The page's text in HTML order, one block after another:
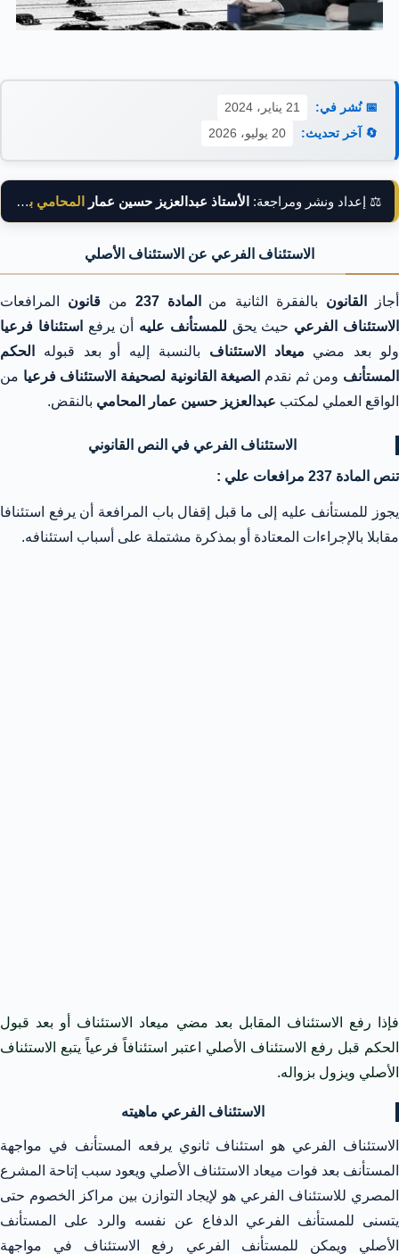
📅 نُشر في:
21 يناير، 2024
🔄 آخر تحديث:
20 يوليو، 2026
⚖️ إعداد ونشر ومراجعة: الأستاذ عبدالعزيز حسين عمار المحامي بالنقض
الاستئناف الفرعي عن الاستئناف الأصلي
أجاز القانون بالفقرة الثانية من المادة 237 منقانون المرافعات
الاستئناف الفرعي حيث يحق للمستأنف عليه أن يرفع
استئنافا فرعيا
ولو بعد مضي ميعاد الاستئناف بالنسبة إليه أو بعد قبوله
الحكم
المستأنف ومن ثم نقدم الصيغة القانونية لصحيفة الاستئناف فرعيا من
الواقع العملي لمكتب عبدالعزيز حسين عمار المحامي بالنقض.
الاستئناف الفرعي في النص القانوني
تنص المادة 237 مرافعات علي :
يجوز للمستأنف عليه إلى ما قبل إقفال باب المرافعة أن يرفع استئنافا
مقابلا بالإجراءات المعتادة أو بمذكرة مشتملة على أسباب استئنافه.
فإذا رفع الاستئناف المقابل بعد مضي ميعاد الاستئناف أو بعد قبول
الحكم قبل رفع الاستئناف الأصلي اعتبر استئنافاً فرعياً يتبع الاستئناف
الأصلي ويزول بزواله.
الاستئناف الفرعي ماهيته
الاستئناف الفرعي هو استئناف ثانوي يرفعه المستأنف في مواجهة
المستأنف بعد فوات ميعاد الاستئناف الأصلي ويعود سبب إتاحة المشرع
المصري للاستئناف الفرعي هو لإيجاد التوازن بين مراكز الخصوم حتى
يتسنى للمستأنف الفرعي الدفاع عن نفسه والرد على المستأنف
الأصلي ويمكن للمستأنف الفرعي رفع الاستئناف في مواجهة